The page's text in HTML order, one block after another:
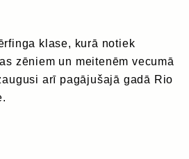
klase, kurā notiek
zēniem un meitenēm vecumā
arī pagājušajā gadā Rio